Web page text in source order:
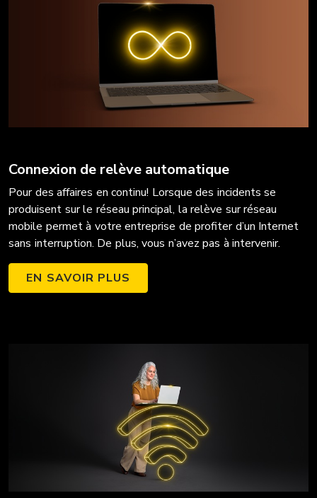
Connexion de relève automatique
Pour des affaires en continu! Lorsque des incidents se
produisent sur le réseau principal, la relève sur réseau
mobile permet à votre entreprise de profiter d’un Internet
sans interruption. De plus, vous n’avez pas à intervenir.
EN SAVOIR PLUS